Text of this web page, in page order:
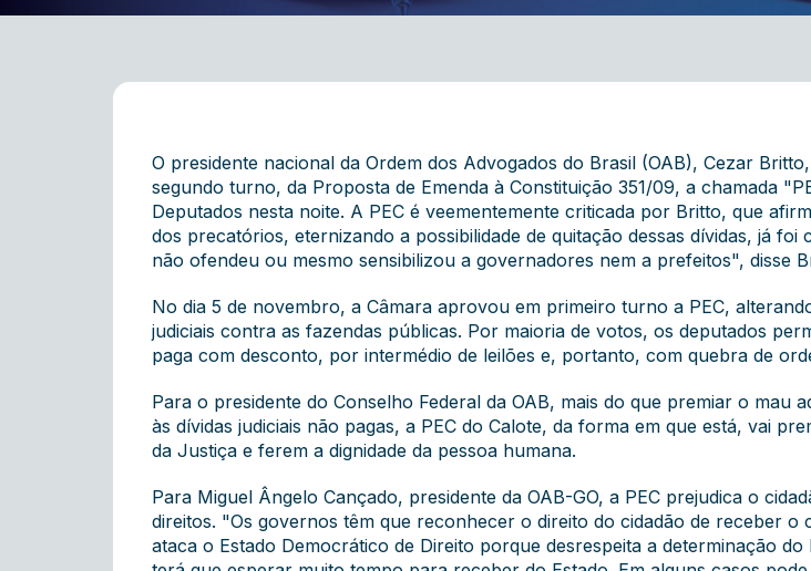
O presidente nacional da Ordem dos Advogados do Brasil (OAB), Cezar
segundo turno, da Proposta de Emenda à Constituição 351/09, a chamada
Deputados nesta noite. A PEC é veementemente criticada por Britto, que
dos precatórios, eternizando a possibilidade de quitação dessas dívidas, já
não ofendeu ou mesmo sensibilizou a governadores nem a prefeitos", disse
No dia 5 de novembro, a Câmara aprovou em primeiro turno a PEC,
judiciais contra as fazendas públicas. Por maioria de votos, os deputados
paga com desconto, por intermédio de leilões e, portanto, com quebra de
Para o presidente do Conselho Federal da OAB, mais do que premiar o mau
às dívidas judiciais não pagas, a PEC do Calote, da forma em que está, vai
da Justiça e ferem a dignidade da pessoa humana.
Para Miguel Ângelo Cançado, presidente da OAB-GO, a PEC prejudica o
direitos. "Os governos têm que reconhecer o direito do cidadão de receber
ataca o Estado Democrático de Direito porque desrespeita a determinação